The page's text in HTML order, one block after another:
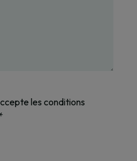
les conditions